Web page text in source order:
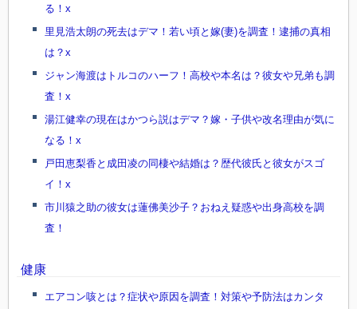
る！x
里見浩太朗の死去はデマ！若い頃と嫁(妻)を調査！逮捕の真相
は？x
ジャン海渡はトルコのハーフ！高校や本名は？彼女や兄弟も調
査！x
湯江健幸の現在はかつら説はデマ？嫁・子供や改名理由が気に
なる！x
戸田恵梨香と成田凌の同棲や結婚は？歴代彼氏と彼女がスゴ
イ！x
市川猿之助の彼女は蓮佛美沙子？おねえ疑惑や出身高校を調
査！
健康
エアコン咳とは？症状や原因を調査！対策や予防法はカンタ